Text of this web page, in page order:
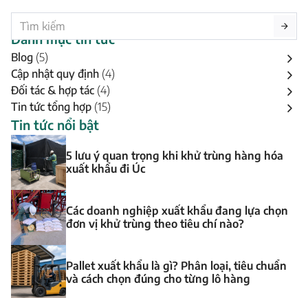
Danh mục tin tức
Blog (5)
Cập nhật quy định (4)
Đối tác & hợp tác (4)
Tin tức tổng hợp (15)
Tin tức nổi bật
5 lưu ý quan trọng khi khử trùng hàng hóa
xuất khẩu đi Úc
Các doanh nghiệp xuất khẩu đang lựa chọn
đơn vị khử trùng theo tiêu chí nào?
Pallet xuất khẩu là gì? Phân loại, tiêu chuẩn
và cách chọn đúng cho từng lô hàng